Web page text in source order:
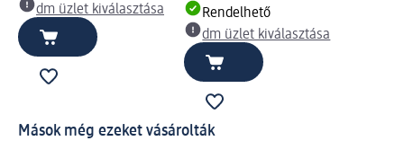
dm üzlet kiválasztása
Rendelhető
dm üzlet kiválasztása
Mások még ezeket vásárolták